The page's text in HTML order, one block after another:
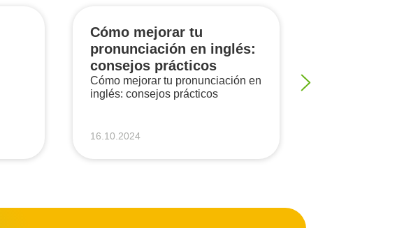
Cómo mejorar tu
pronunciación en inglés:
consejos prácticos
Cómo mejorar tu pronunciación en
inglés: consejos prácticos
16.10.2024